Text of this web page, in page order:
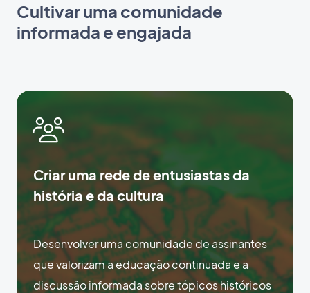
Cultivar uma comunidade
informada e engajada
Criar uma rede de entusiastas da
história e da cultura
Desenvolver uma comunidade de assinantes
que valorizam a educação continuada e a
discussão informada sobre tópicos históricos